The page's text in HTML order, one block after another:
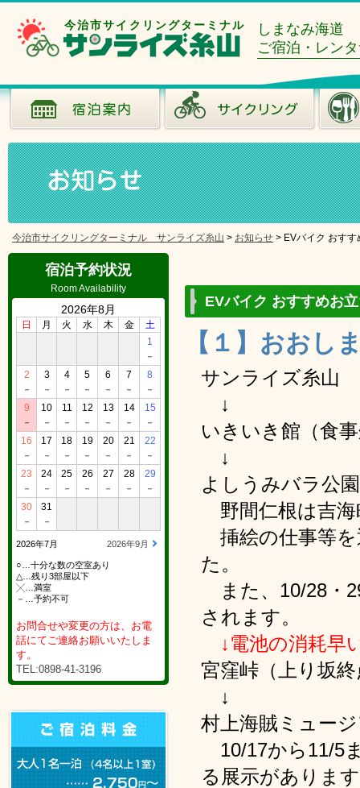
今治市サイクリングターミナル
しまなみ海道
ご宿泊・レン
今治市サイクリングターミナル サンライズ糸山 > お知らせ > EVバイク おす
宿泊予約状況
Room Availability
2026年8月
日 月 火 水 木 金
土
1
－
2
－
3
－
4
－
5
－
6
－
7
－
8
－
9
－
10
－
11
－
12
－
13
－
14
－
15
－
16
－
17
－
18
－
19
－
20
－
21
－
22
－
23
－
24
－
25
－
26
－
27
－
28
－
29
－
30
－
31
－
2026年7月 2026年9月
○…十分な数の空室あり
△…残り3部屋以下
╳…満室
－…予約不可
お問合せや変更の方は、お電
話にてご連絡お願いいたしま
す。
TEL:0898-41-3196
EVバイク おすすめお
【１】おおし
サンライズ糸山
↓
いきいき館（食
↓
よしうみバラ公
野間仁根は吉海
挿絵の仕事等を
た。
また、10/28・
されます。
↓電池の消耗早
宮窪峠（上り坂
↓
村上海賊ミュー
10/17から11/5
る展示がありま